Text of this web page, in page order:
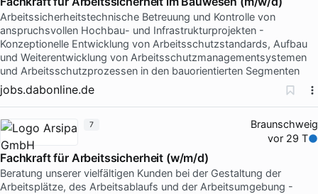
Arbeitssicherheitstechnische Betreuung und Kontrolle von
anspruchsvollen Hochbau- und Infrastrukturprojekten -
Konzeptionelle Entwicklung von Arbeitsschutzstandards, Aufbau
und Weiterentwicklung von Arbeitsschutzmanagementsystemen
und Arbeitsschutzprozessen in den bauorientierten Segmenten
jobs.dabonline.de
Braunschweig
vor 29 T
Fachkraft für Arbeitssicherheit (w/m/d)
Beratung unserer vielfältigen Kunden bei der Gestaltung der
Arbeitsplätze, des Arbeitsablaufs und der Arbeitsumgebung -
7